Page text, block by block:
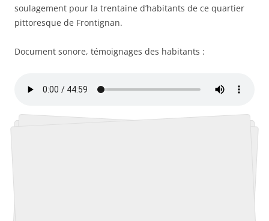
soulagement pour la trentaine d’habitants de ce quartier
pittoresque de Frontignan.
Document sonore, témoignages des habitants :